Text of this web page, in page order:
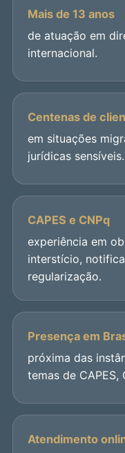
Mais de 13 anos
de atuação em
internacional.
Centenas de
em situações
jurídicas sensíveis.
CAPES e CNPq
experiência em
interstício,
regularização.
Presença em
próxima das
temas de CAPES,
Atendimento